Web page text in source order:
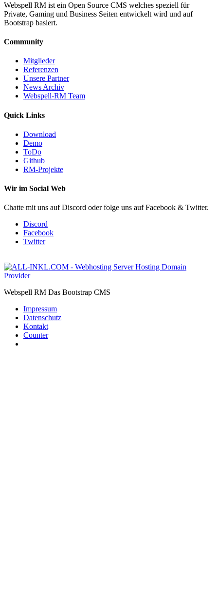
Webspell RM ist ein Open Source CMS welches speziell für
Private, Gaming und Business Seiten entwickelt wird und auf
Bootstrap basiert.
Community
Mitglieder
Referenzen
Unsere Partner
News Archiv
Webspell-RM Team
Quick Links
Download
Demo
ToDo
Github
RM-Projekte
Wir im Social Web
Chatte mit uns auf Discord oder folge uns auf Facebook & Twitter.
Discord
Facebook
Twitter
Webspell RM Das Bootstrap CMS
Impressum
Datenschutz
Kontakt
Counter